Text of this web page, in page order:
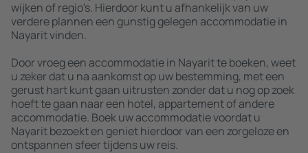
wijken of regio's. Hierdoor kunt u afhankelijk van uw
verdere plannen een gunstig gelegen accommodatie in
Nayarit vinden.
Door vroeg een accommodatie in Nayarit te boeken, weet
u zeker dat u na aankomst op uw bestemming, met een
gerust hart kunt gaan uitrusten zonder dat u nog op zoek
hoeft te gaan naar een hotel, appartement of andere
accommodatie. Boek uw accommodatie voordat u
Nayarit bezoekt en geniet hierdoor van een zorgeloze en
ontspannen sfeer tijdens uw reis.